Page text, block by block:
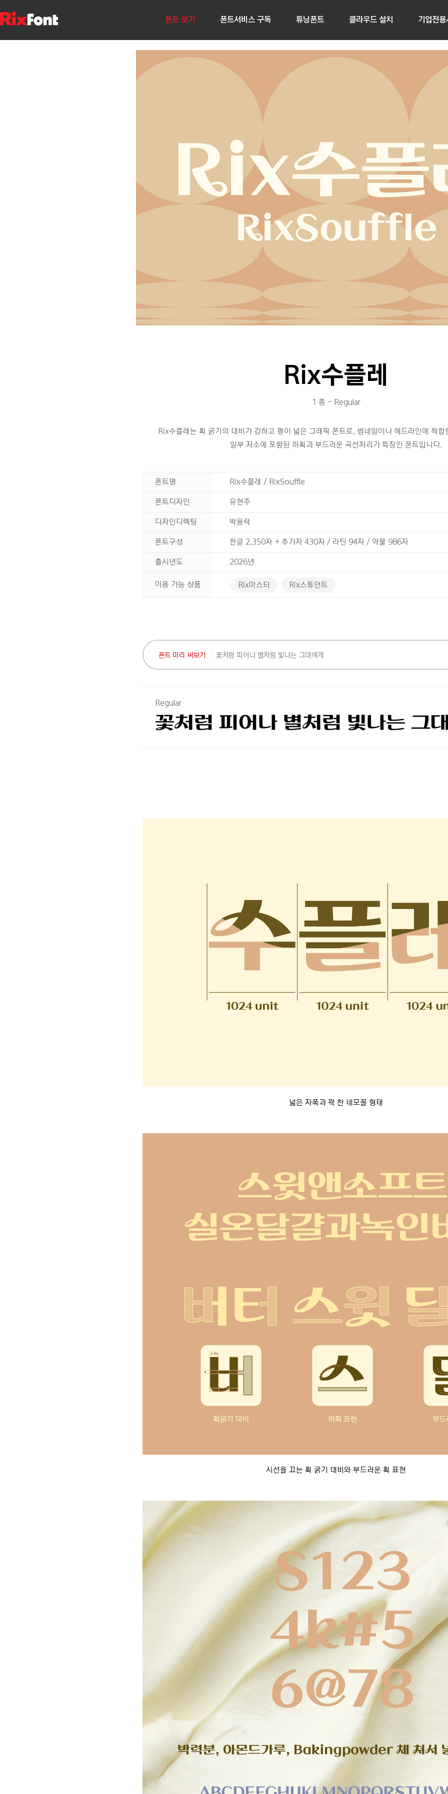
폰트 보기 폰트서비스 구독 튜닝폰트 클라우드 설치 기업전용
Rix수플레
1 종 - Regular
Rix수플레는 획 굵기의 대비가 강하고 평이 넓은 그래픽 폰트로, 썸네일이나 헤드라인에 적
일부 자소에 포함된 허획과 부드러운 곡선처리가 특징인 폰트입니다.
폰트명 Rix수플레 / RixSouffle
폰트디자인 유현주
디자인디렉팅 박용락
폰트구성 한글 2,350자 + 추가자 430자 / 라틴 94자 / 약물 986자
출시년도 2026년
이용 가능 상품 Rix마스터 Rix스튜던트
폰트 미리 써보기
Regular
꽃처럼 피어나 별처럼 빛나는 그
넓은 자폭과 꽉 찬 네모꼴 형태
시선을 끄는 획 굵기 대비와 부드러운 획 표현